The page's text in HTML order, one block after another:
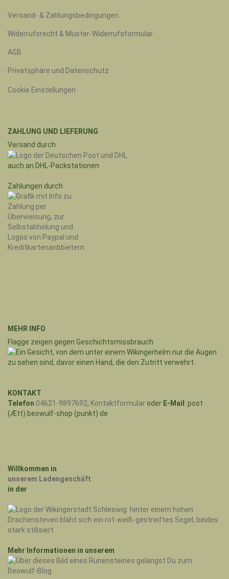
Versand- & Zahlungsbedingungen
Widerrufsrecht & Muster-Widerrufsformular
AGB
Privatsphäre und Datenschutz
Cookie Einstellungen
ZAHLUNG UND LIEFERUNG
Versand durch
auch an DHL-Packstationen
Zahlungen durch
MEHR INFO
Flagge zeigen gegen Geschichtsmissbrauch
KONTAKT
Telefon 04621-9897692, Kontaktformular oder E-Mail : post
(Ætt) beowulf-shop (punkt) de
Willkommen in
unserem Ladengeschäft
in der
Mehr Informationen in unserem